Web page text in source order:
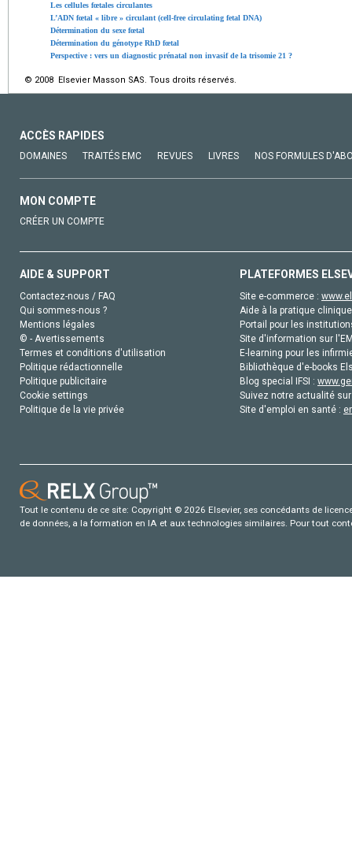
Les cellules fœtales circulantes
L’ADN fœtal « libre » circulant (cell-free circulating fetal DNA)
Détermination du sexe fœtal
Détermination du génotype RhD fœtal
Perspective : vers un diagnostic prénatal non invasif de la trisomie 21 ?
© 2008 Elsevier Masson SAS. Tous droits réservés.
ACCÈS RAPIDES
DOMAINES TRAITÉS EMC REVUES LIVRES NOS FORMULES
MON COMPTE
CRÉER UN COMPTE
AIDE & SUPPORT
Contactez-nous / FAQ
Qui sommes-nous ?
Mentions légales
© - Avertissements
Termes et conditions d'utilisation
Politique rédactionnelle
Politique publicitaire
Cookie settings
Politique de la vie privée
PLATEFORMES
Site e-commerce :
Aide à la pratique
Portail pour les
Site d'information sur
E-learning pour les
Bibliothèque d'e-books
Blog special IFSI :
Suivez notre actualité
Site d'emploi en santé :
Tout le contenu de ce site: Copyright © 2026 Elsevier, ses concédants de
de données, a la formation en IA et aux technologies similaires. Pour tout